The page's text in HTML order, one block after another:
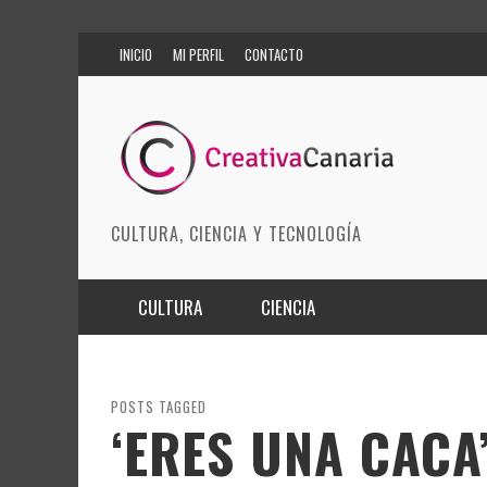
INICIO MI PERFIL CONTACTO
CULTURA, CIENCIA Y TECNOLOGÍA
CULTURA
ARTES ESCÉNICAS
MODA
CIENCIA
INNOVACIÓN
CIENCIAS DE LA TIERRA
POSTS TAGGED
‘ERES UNA